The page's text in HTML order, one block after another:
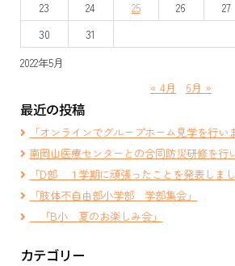
2022年5月
23 24 25 26 27
30
31
« 4月 6月 »
最近の投稿
「オンラインでグループホーム見学を行い
南岡山医療センターとの合同防災研修を行
「D部 １学期に頑張ったことを発表しまし
「肢体不自由部小学部 学部集会」
「B小 夏のお楽しみ会」
カテゴリー